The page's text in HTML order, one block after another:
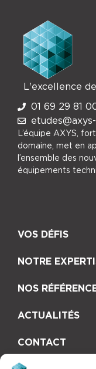
L'excellence
01 69 29 81
L’équipe AXYS,
domaine, met en
l’ensemble des
équipements
VOS DÉFIS
NOTRE
NOS
ACTUALITÉS
CONTACT